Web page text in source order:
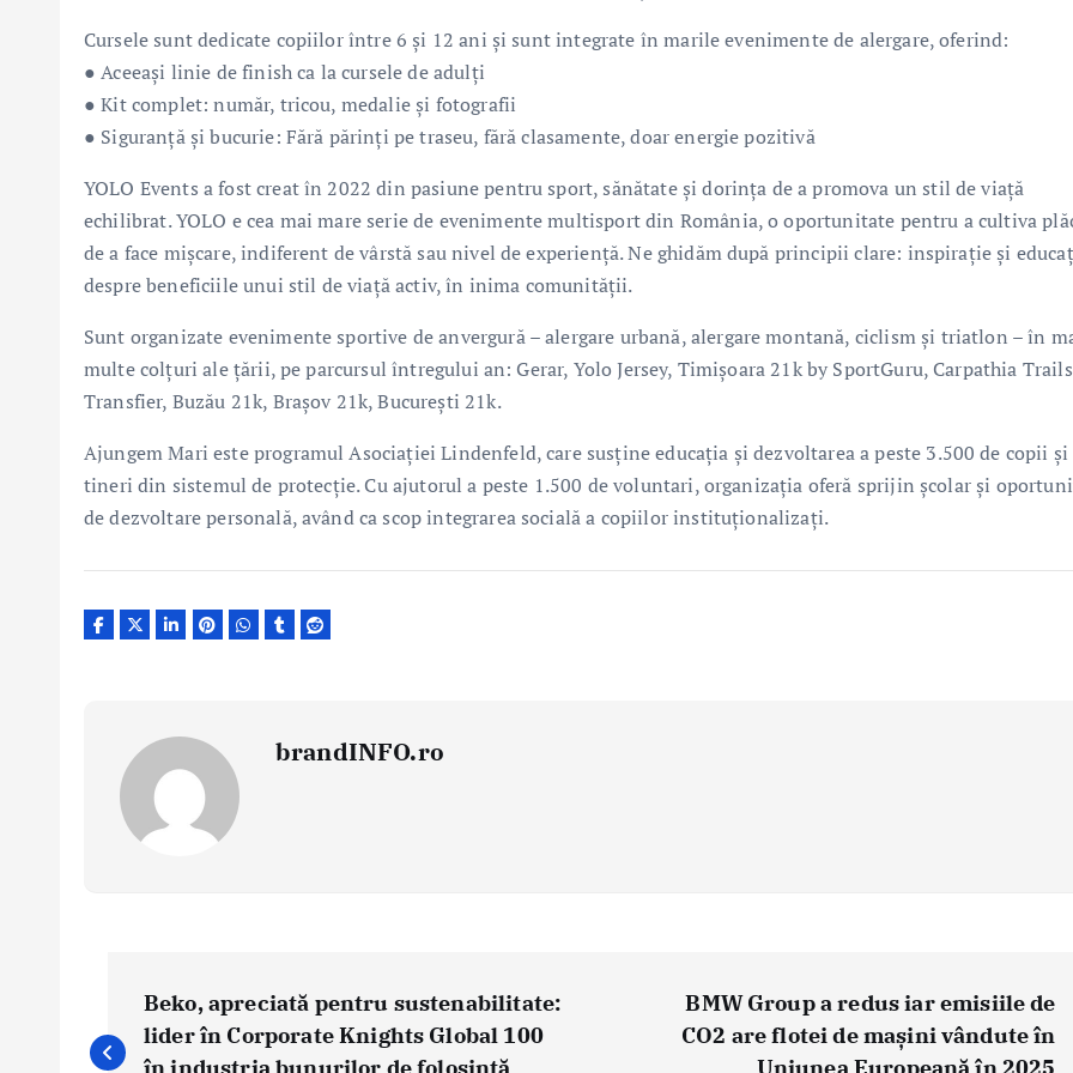
Cursele sunt dedicate copiilor între 6 și 12 ani și sunt integrate în marile evenimente de alergare, oferind:
● Aceeași linie de finish ca la cursele de adulți
● Kit complet: număr, tricou, medalie și fotografii
● Siguranță și bucurie: Fără părinți pe traseu, fără clasamente, doar energie pozitivă
YOLO Events a fost creat în 2022 din pasiune pentru sport, sănătate și dorința de a promova un stil de viață
echilibrat. YOLO e cea mai mare serie de evenimente multisport din România, o oportunitate pentru a cultiva
de a face mișcare, indiferent de vârstă sau nivel de experiență. Ne ghidăm după principii clare: inspirație și
despre beneficiile unui stil de viață activ, în inima comunității.
Sunt organizate evenimente sportive de anvergură – alergare urbană, alergare montană, ciclism și triatlon – în
multe colțuri ale țării, pe parcursul întregului an: Gerar, Yolo Jersey, Timișoara 21k by SportGuru, Carpathia
Transfier, Buzău 21k, Brașov 21k, București 21k.
Ajungem Mari este programul Asociației Lindenfeld, care susține educația și dezvoltarea a peste 3.500 de copii și
tineri din sistemul de protecție. Cu ajutorul a peste 1.500 de voluntari, organizația oferă sprijin școlar și
de dezvoltare personală, având ca scop integrarea socială a copiilor instituționalizați.
brandINFO.ro
v
i
Beko, apreciată pentru sustenabilitate:
lider în Corporate Knights Global 100
BMW Group a redus iar emisiile de
CO2 are flotei de mașini vândute în